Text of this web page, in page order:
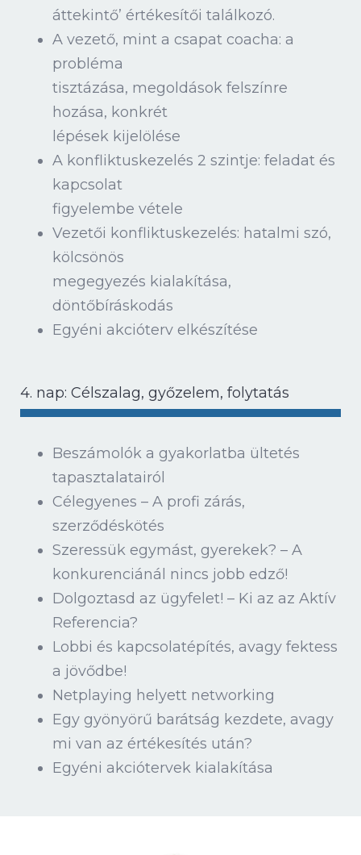
áttekintő’ értékesítői találkozó.
A vezető, mint a csapat coacha: a
probléma
tisztázása, megoldások felszínre
hozása, konkrét
lépések kijelölése
A konfliktuskezelés 2 szintje: feladat és
kapcsolat
figyelembe vétele
Vezetői konfliktuskezelés: hatalmi szó,
kölcsönös
megegyezés kialakítása,
döntőbíráskodás
Egyéni akcióterv elkészítése
4. nap: Célszalag, győzelem, folytatás
Beszámolók a gyakorlatba ültetés
tapasztalatairól
Célegyenes – A profi zárás,
szerződéskötés
Szeressük egymást, gyerekek? – A
konkurenciánál nincs jobb edző!
Dolgoztasd az ügyfelet! – Ki az az Aktív
Referencia?
Lobbi és kapcsolatépítés, avagy fektess
a jövődbe!
Netplaying helyett networking
Egy gyönyörű barátság kezdete, avagy
mi van az értékesítés után?
Egyéni akciótervek kialakítása